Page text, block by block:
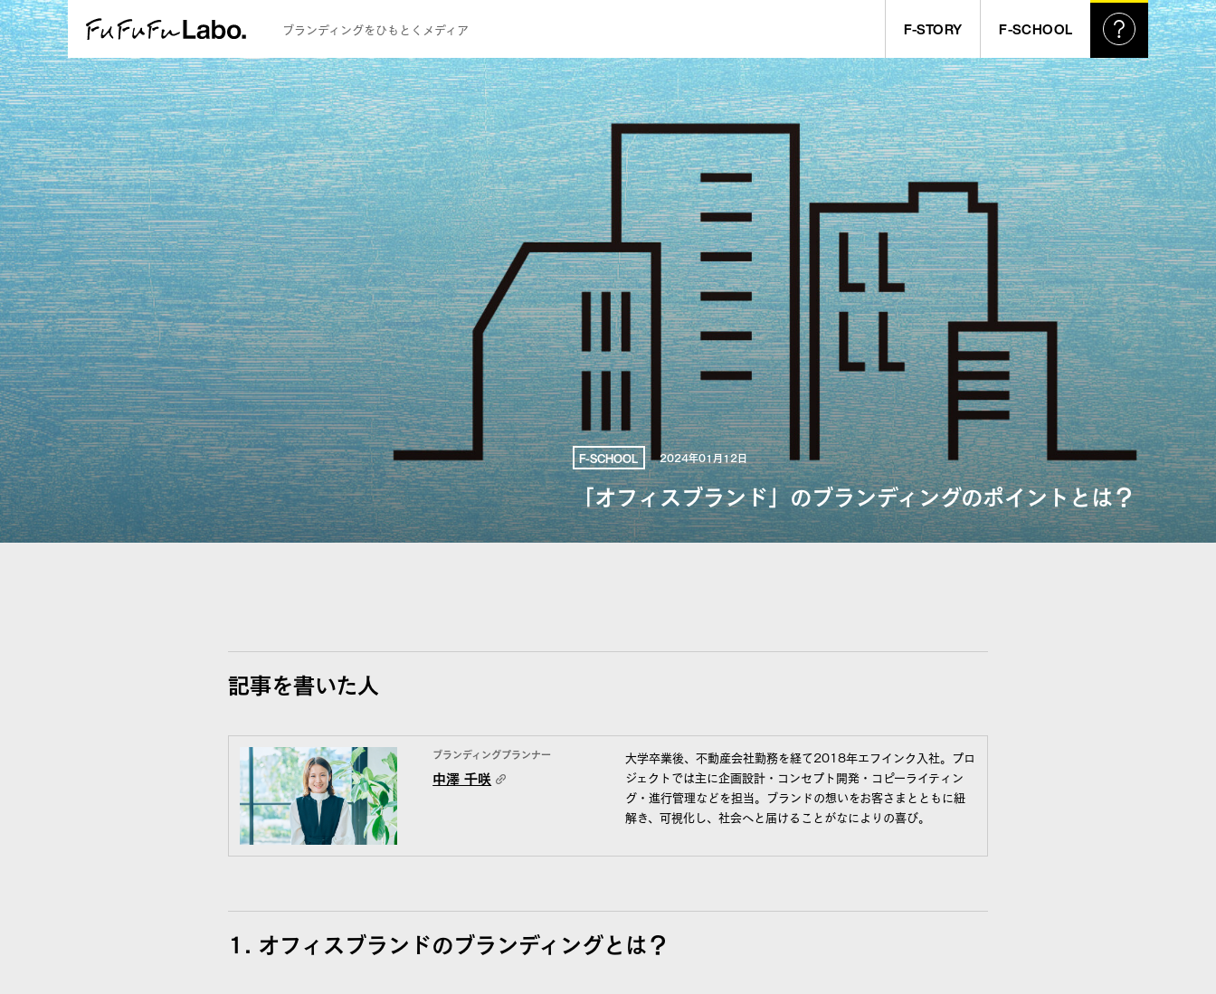
FuFuFu Labo ブランディングをひもとくメディア F-STORY F-SCHOOL
F-STORY
F-SCHOOL
F-SCHOOL 2024年01月12日
「オフィスブランド」のブランディングのポイントとは？
記事を書いた人
ブランディングプランナー
中澤 千咲
大学卒業後、不動産会社勤務を経て2018年エフインク入社。プロ
ジェクトでは主に企画設計・コンセプト開発・コピーライティン
グ・進行管理などを担当。ブランドの想いをお客さまとともに紐
解き、可視化し、社会へと届けることがなによりの喜び。
1. オフィスブランドのブランディングとは？